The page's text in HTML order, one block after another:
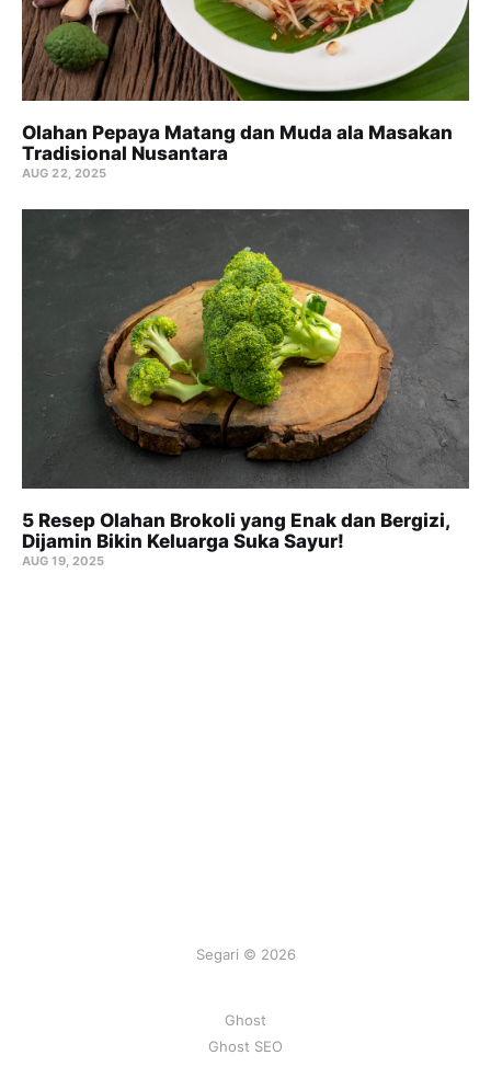
Olahan Pepaya Matang dan Muda ala Masakan
Tradisional Nusantara
AUG 22, 2025
5 Resep Olahan Brokoli yang Enak dan Bergizi,
Dijamin Bikin Keluarga Suka Sayur!
AUG 19, 2025
Segari © 2026
Ghost
Ghost SEO